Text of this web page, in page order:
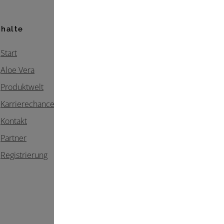
Start
Aloe Vera
Produktwelt
Karrierechancen
Kontakt
Partner
Registrierung